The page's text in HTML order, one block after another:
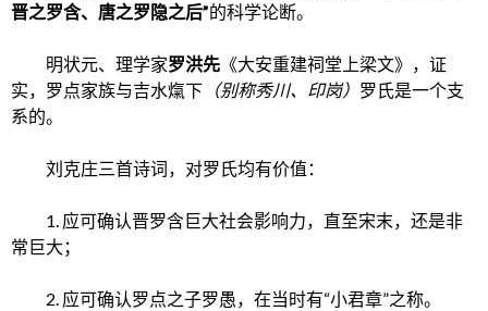
晋之罗含、唐之罗隐之后”的科学论断。
明状元、理学家罗洪先 《大安重建祠堂上梁文》，证
实，罗点家族与吉水熂下 （别称秀川、印岗） 罗氏是一个支
系的。
刘克庄三首诗词，对罗氏均有价值：
1. 应可确认晋罗含巨大社会影响力，直至宋末，还是非
常巨大；
2. 应可确认罗点之子罗愚，在当时有“小君章”之称。